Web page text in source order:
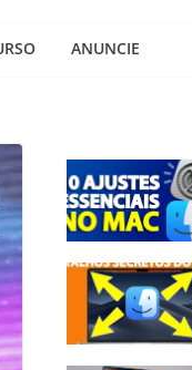
ANUNCIE